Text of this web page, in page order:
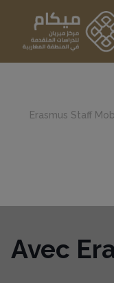
Erasmus Staff
Avec